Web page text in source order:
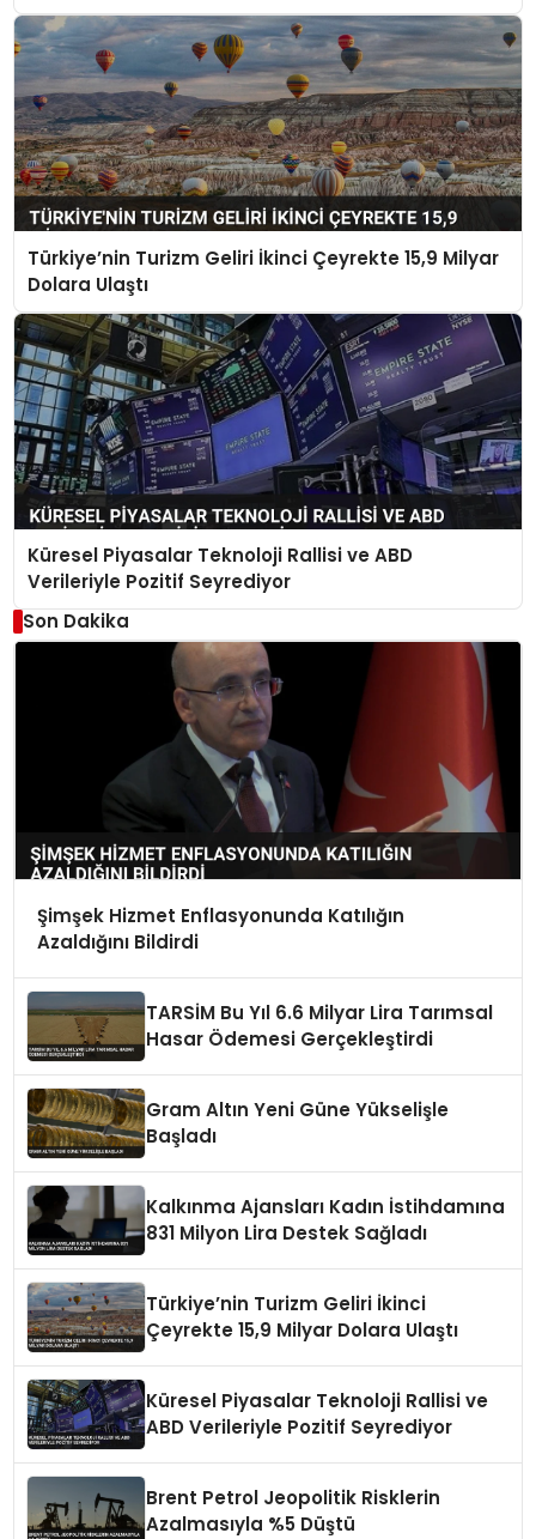
Türkiye’nin Turizm Geliri İkinci Çeyrekte 15,9 Milyar
Dolara Ulaştı
Küresel Piyasalar Teknoloji Rallisi ve ABD
Verileriyle Pozitif Seyrediyor
Son Dakika
Şimşek Hizmet Enflasyonunda Katılığın
Azaldığını Bildirdi
TARSİM Bu Yıl 6.6 Milyar Lira Tarımsal
Hasar Ödemesi Gerçekleştirdi
Gram Altın Yeni Güne Yükselişle
Başladı
Kalkınma Ajansları Kadın İstihdamına
831 Milyon Lira Destek Sağladı
Türkiye’nin Turizm Geliri İkinci
Çeyrekte 15,9 Milyar Dolara Ulaştı
Küresel Piyasalar Teknoloji Rallisi ve
ABD Verileriyle Pozitif Seyrediyor
Brent Petrol Jeopolitik Risklerin
Azalmasıyla %5 Düştü